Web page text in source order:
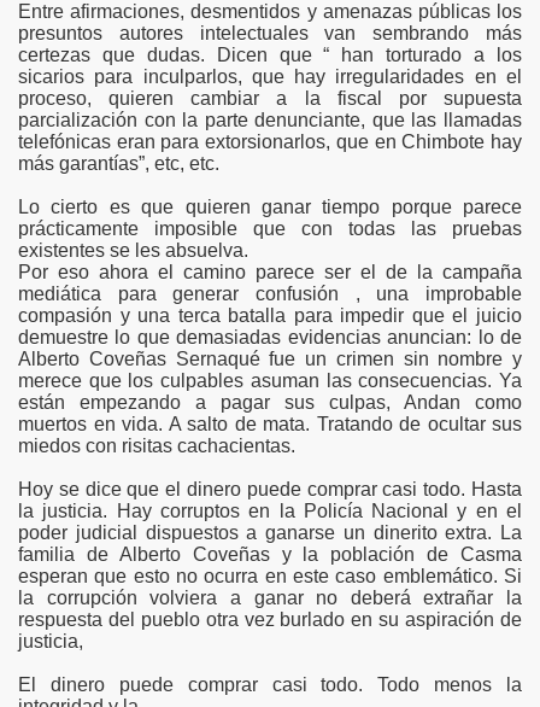
Entre afirmaciones, desmentidos y amenazas públicas los
presuntos autores intelectuales van sembrando más
certezas que dudas. Dicen que “ han torturado a los
sicarios para inculparlos, que hay irregularidades en el
proceso, quieren cambiar a la fiscal por supuesta
parcialización con la parte denunciante, que las llamadas
telefónicas eran para extorsionarlos, que en Chimbote hay
más garantías”, etc, etc.
Lo cierto es que quieren ganar tiempo porque parece
prácticamente imposible que con todas las pruebas
existentes se les absuelva.
Por eso ahora el camino parece ser el de la campaña
mediática para generar confusión , una improbable
compasión y una terca batalla para impedir que el juicio
demuestre lo que demasiadas evidencias anuncian: lo de
Alberto Coveñas Sernaqué fue un crimen sin nombre y
merece que los culpables asuman las consecuencias. Ya
están empezando a pagar sus culpas, Andan como
muertos en vida. A salto de mata. Tratando de ocultar sus
miedos con risitas cachacientas.
Hoy se dice que el dinero puede comprar casi todo. Hasta
la justicia. Hay corruptos en la Policía Nacional y en el
poder judicial dispuestos a ganarse un dinerito extra. La
familia de Alberto Coveñas y la población de Casma
esperan que esto no ocurra en este caso emblemático. Si
la corrupción volviera a ganar no deberá extrañar la
respuesta del pueblo otra vez burlado en su aspiración de
justicia,
El dinero puede comprar casi todo. Todo menos la